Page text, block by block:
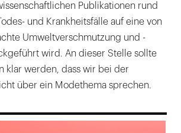
Publikationen rund
und Krankheitsfälle auf eine von
Umweltverschmutzung und -
wird. An dieser Stelle sollte
klar werden, dass wir bei der
über ein Modethema sprechen.